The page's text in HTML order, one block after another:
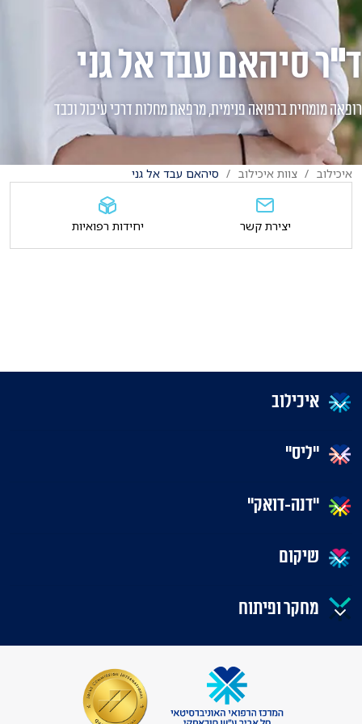
ד"ר סיהאם עבד אל גני
רופאה מומחית ברפואה פנימית, מרפאת מחלות דרכי עיכול וכבד
איכילוב צוות איכילוב סיהאם עבד אל גני
יצירת קשר יחידות רפואיות
איכילוב
"ליס"
"דנה-דואק"
שיקום
מחקר ופיתוח